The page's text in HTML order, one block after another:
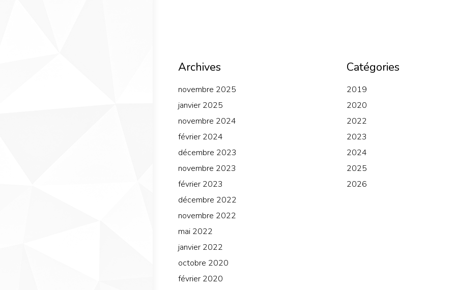
Archives
novembre 2025
janvier 2025
novembre 2024
février 2024
décembre 2023
novembre 2023
février 2023
décembre 2022
novembre 2022
mai 2022
janvier 2022
octobre 2020
février 2020
Catégories
2019
2020
2022
2023
2024
2025
2026